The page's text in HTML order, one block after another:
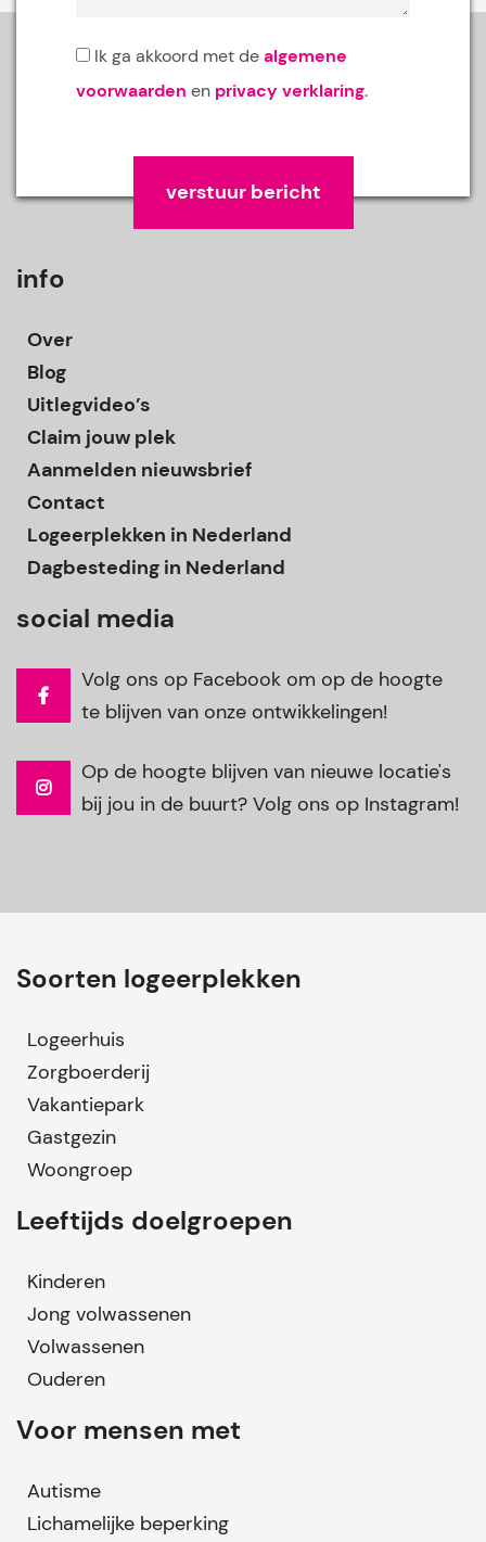
Ik ga akkoord met dealgemene
voorwaarden en privacy verklaring.
info
Over
Blog
Uitlegvideo’s
Claim jouw plek
Aanmelden nieuwsbrief
Contact
Logeerplekken in Nederland
Dagbesteding in Nederland
social media
Volg ons op Facebook om op de hoogte
te blijven van onze ontwikkelingen!
Op de hoogte blijven van nieuwe locatie's
bij jou in de buurt? Volg ons op Instagram!
Soorten logeerplekken
Logeerhuis
Zorgboerderij
Vakantiepark
Gastgezin
Woongroep
Leeftijds doelgroepen
Kinderen
Jong volwassenen
Volwassenen
Ouderen
Voor mensen met
Autisme
Lichamelijke beperking